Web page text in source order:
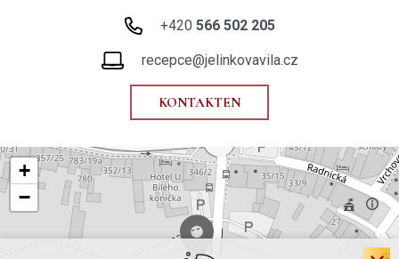
+420 566 502 205
recepce@jelinkovavila.cz
KONTAKTEN
+
−